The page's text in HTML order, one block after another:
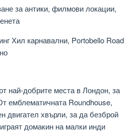
за антики, филмови локации,
Хил карнавални, Portobello Road
най-добрите места в Лондон, за
емблематичната Roundhouse,
двигател хвърли, за да безброй
домакин на малки инди